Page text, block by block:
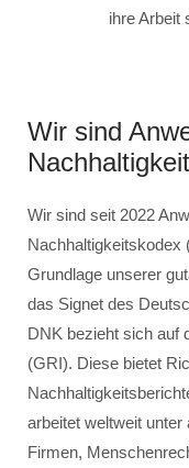
ihre Arbeit
Wir sind
Wir sind seit 2022
Nachhaltigkeitskodex
Grundlage unserer
das Signet des
DNK bezieht sich auf
(GRI). Diese bietet
arbeitet weltweit
Firmen,